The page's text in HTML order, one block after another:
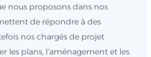
nous proposons dans nos
de répondre à des
nos chargés de projet
les plans, l’aménagement et les